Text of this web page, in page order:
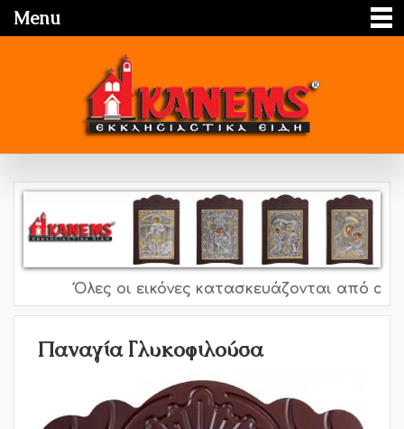
Menu
Όλες οι εικόνες κατασκευάζονται από
Παναγία Γλυκοφιλούσα